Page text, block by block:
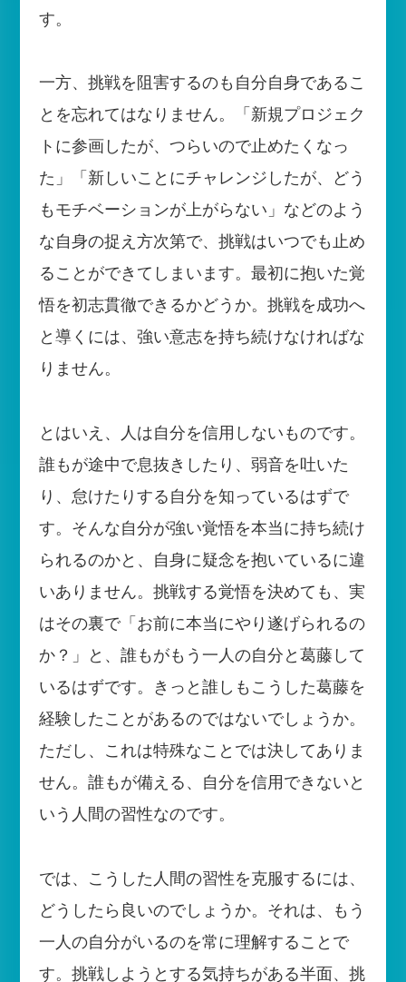
す。
一方、挑戦を阻害するのも自分自身であるこ
とを忘れてはなりません。「新規プロジェク
トに参画したが、つらいので止めたくなっ
た」「新しいことにチャレンジしたが、どう
もモチベーションが上がらない」などのよう
な自身の捉え方次第で、挑戦はいつでも止め
ることができてしまいます。最初に抱いた覚
悟を初志貫徹できるかどうか。挑戦を成功へ
と導くには、強い意志を持ち続けなければな
りません。
とはいえ、人は自分を信用しないものです。
誰もが途中で息抜きしたり、弱音を吐いた
り、怠けたりする自分を知っているはずで
す。そんな自分が強い覚悟を本当に持ち続け
られるのかと、自身に疑念を抱いているに違
いありません。挑戦する覚悟を決めても、実
はその裏で「お前に本当にやり遂げられるの
か？」と、誰もがもう一人の自分と葛藤して
いるはずです。きっと誰しもこうした葛藤を
経験したことがあるのではないでしょうか。
ただし、これは特殊なことでは決してありま
せん。誰もが備える、自分を信用できないと
いう人間の習性なのです。
では、こうした人間の習性を克服するには、
どうしたら良いのでしょうか。それは、もう
一人の自分がいるのを常に理解することで
す。挑戦しようとする気持ちがある半面、挑